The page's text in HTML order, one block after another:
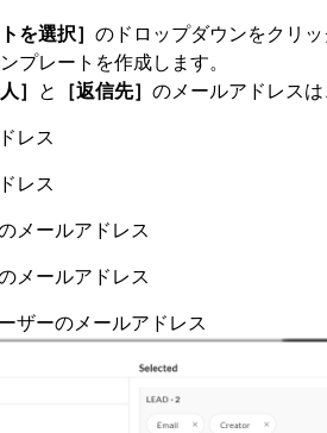
を選択］ のドロップダウンをクリ
プレートを作成します。
］ と ［返信先］ のメールアドレスは
レス
レス
メールアドレス
メールアドレス
ザーのメールアドレス